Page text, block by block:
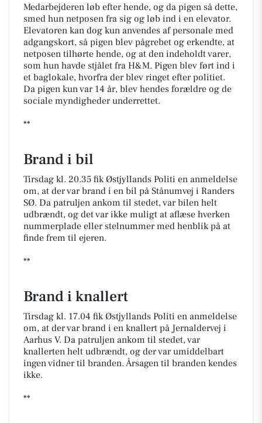
Medarbejderen løb efter hende, og da pigen så dette,
smed hun netposen fra sig og løb ind i en elevator.
Elevatoren kan dog kun anvendes af personale med
adgangskort, så pigen blev pågrebet og erkendte, at
netposen tilhørte hende, og at den indeholdt varer,
som hun havde stjålet fra H&M. Pigen blev ført ind i
et baglokale, hvorfra der blev ringet efter politiet.
Da pigen kun var 14 år, blev hendes forældre og de
sociale myndigheder underrettet.
**
Brand i bil
Tirsdag kl. 20.35 fik Østjyllands Politi en anmeldelse
om, at der var brand i en bil på Stånumvej i Randers
SØ. Da patruljen ankom til stedet, var bilen helt
udbrændt, og det var ikke muligt at aflæse hverken
nummerplade eller stelnummer med henblik på at
finde frem til ejeren.
**
Brand i knallert
Tirsdag kl. 17.04 fik Østjyllands Politi en anmeldelse
om, at der var brand i en knallert på Jernaldervej i
Aarhus V. Da patruljen ankom til stedet, var
knallerten helt udbrændt, og der var umiddelbart
ingen vidner til branden. Årsagen til branden kendes
ikke.
**